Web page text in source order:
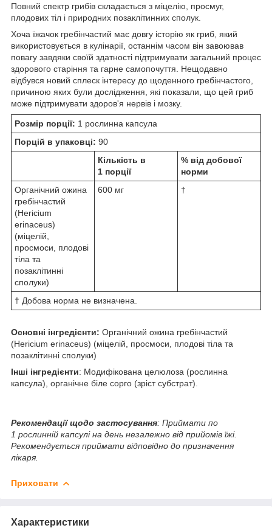
Повний спектр грибів складається з міцелію, просмуг,
плодових тіл і природних позаклітинних сполук.
Хоча їжачок гребінчастий має довгу історію як гриб, який
використовується в кулінарії, останнім часом він завоював
повагу завдяки своїй здатності підтримувати загальний процес
здорового старіння та гарне самопочуття. Нещодавно
відбувся новий сплеск інтересу до щоденного гребінчастого,
причиною яких були дослідження, які показали, що цей гриб
може підтримувати здоров'я нервів і мозку.
Розмір порції: 1 рослинна капсула
Порцій в упаковці: 90
Кількість в
1 порції
% від добової
норми
Органічний ожина
гребінчастий
(Hericium
erinaceus)
(міцелій,
просмоси, плодові
тіла та
позаклітинні
сполуки)
600 мг †
† Добова норма не визначена.
Основні інгредієнти: Органічний ожина гребінчастий
(Hericium erinaceus) (міцелій, просмоси, плодові тіла та
позаклітинні сполуки)
Інші інгредієнти: Модифікована целюлоза (рослинна
капсула), органічне біле сорго (зріст субстрат).
Рекомендації щодо застосування: Приймати по
1 рослинній капсулі на день незалежно від прийомів їжі.
Рекомендується приймати відповідно до призначення
лікаря.
Приховати
Характеристики